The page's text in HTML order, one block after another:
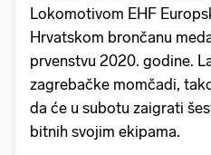
Lokomotivom EHF
Hrvatskom brončanu
prvenstvu 2020. godine.
zagrebačke momčadi,
da će u subotu zaigrati
bitnih svojim ekipama.